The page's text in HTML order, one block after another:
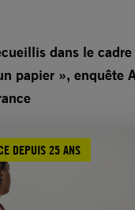
dans le
papier », enquête
DEPUIS 25 ANS